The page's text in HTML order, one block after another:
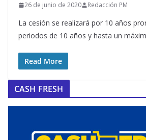
26 de junio de 2020 Redacción PM
La cesión se realizará por 10 años
periodos de 10 años y hasta un
Read More
CASH FRESH